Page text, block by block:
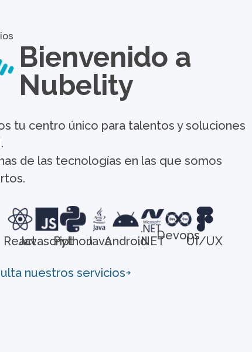
Bienvenido a
Nubelity
tu centro único para talentos y soluciones
de las tecnologías en las que somos
React
Javascript
PythonJavaAndroid.NETDevopsUI/UX
nuestros servicios